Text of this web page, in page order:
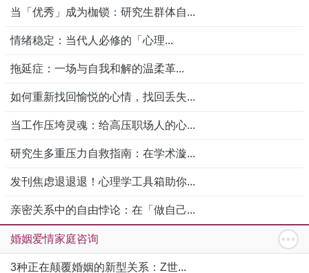
当「优秀」成为枷锁：研究生群体自...
情绪稳定：当代人必修的「心理...
拖延症：一场与自我和解的温柔革...
如何重新找回愉悦的心情，找回丢失...
当工作压垮灵魂：给高压职场人的心...
研究生多重压力自救指南：在学术漩...
发刊焦虑退退退！心理学工具箱助你...
亲密关系中的自由悖论：在「做自己...
婚姻爱情家庭咨询
3种正在颠覆婚姻的新型关系：Z世...